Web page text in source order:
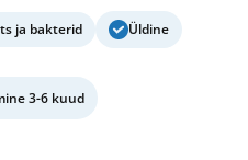
ja bakterid
Üldine
3-6 kuud